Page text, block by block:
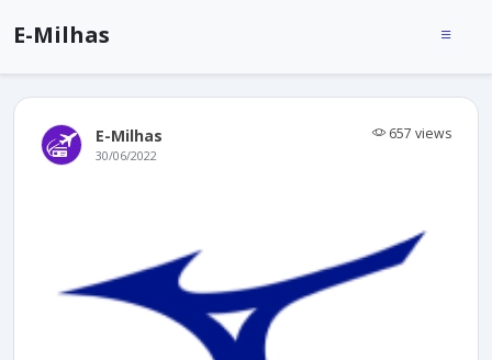
E-Milhas
E-Milhas 657 views
30/06/2022